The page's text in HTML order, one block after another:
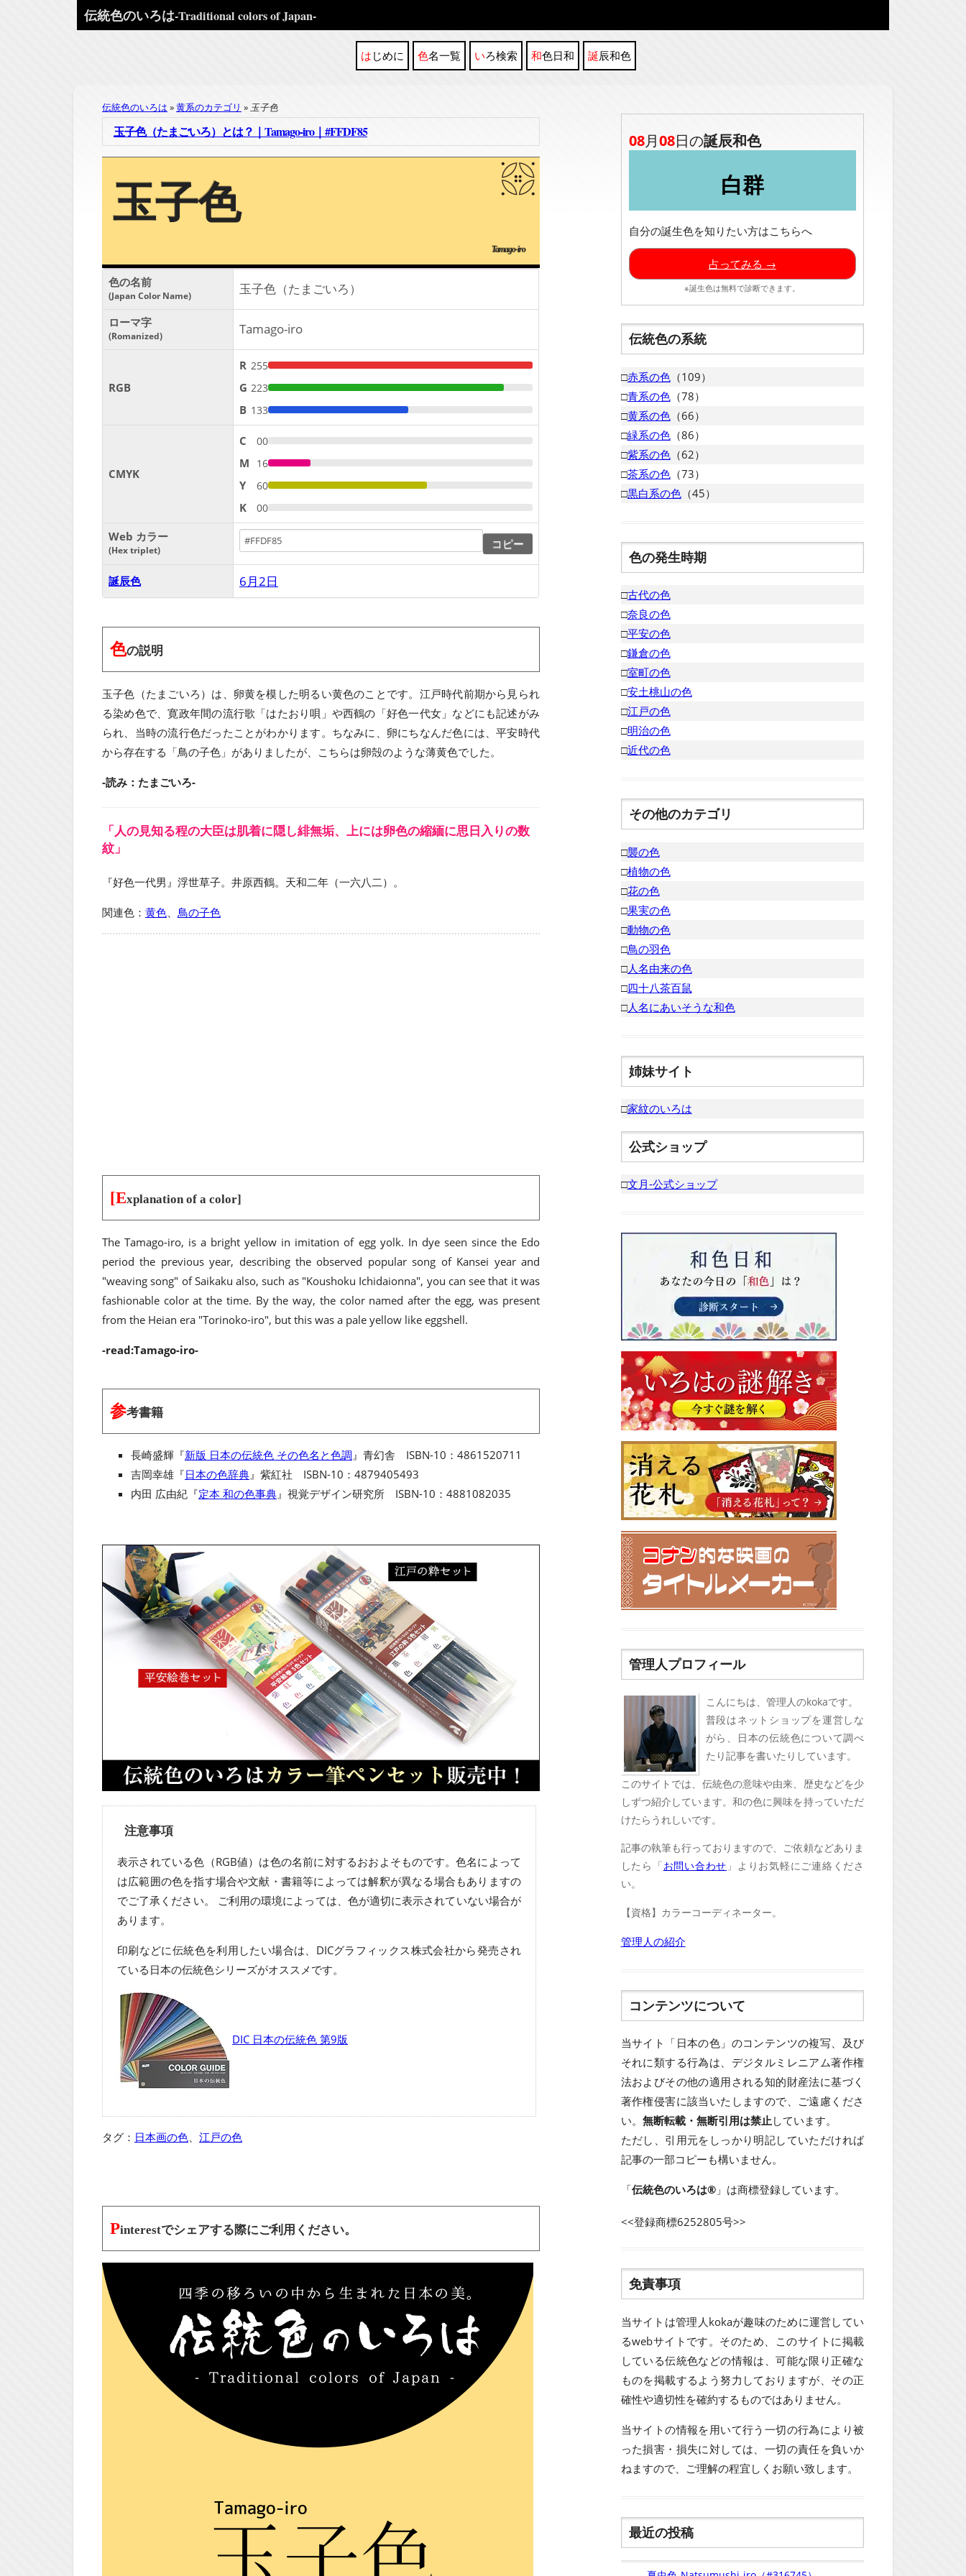
伝統色のいろは-Traditional colors of Japan-
はじめに 色名一覧 いろ検索 和色日和 誕辰和色
伝統色のいろは 黄系のカテゴリ 玉子色
玉子色（たまごいろ）とは？｜Tamago-iro｜#FFDF85
玉子色
Tamago-iro
色の名前
Japan Color Name 玉子色（たまごいろ）
ローマ字
Romanized Tamago-iro
RGB
R 255
G 223
B 133
CMYK
C 00
M 16
Y 60
K 00
Web カラー
Hex triplet コピー
誕辰色 6月2日
色の説明
玉子色（たまごいろ）は、卵黄を模した明るい黄色のことです。江戸時代前期から見られ
る染め色で、寛政年間の流行歌「はたおり唄」や西鶴の「好色一代女」などにも記述がみ
られ、当時の流行色だったことがわかります。ちなみに、卵にちなんだ色には、平安時代
から存在する「鳥の子色」がありましたが、こちらは卵殻のような薄黄色でした。
-読み：たまごいろ-
「人の見知る程の大臣は肌着に隠し緋無垢、上には卵色の縮緬に思日入りの数
紋」
『好色一代男』浮世草子。井原西鶴。天和二年（一六八二）。
関連色： 黄色、 鳥の子色
[Explanation of a color]
The Tamago-iro, is a bright yellow in imitation of egg yolk. In dye seen since the Edo
period the previous year, describing the observed popular song of Kansei year and
"weaving song" of Saikaku also, such as "Koushoku Ichidaionna", you can see that it was
fashionable color at the time. By the way, the color named after the egg, was present
from the Heian era "Torinoko-iro", but this was a pale yellow like eggshell.
-read:Tamago-iro-
参考書籍
長崎盛輝『新版 日本の伝統色 その色名と色調』青幻舎 ISBN-10：4861520711
吉岡幸雄『日本の色辞典』紫紅社 ISBN-10：4879405493
内田 広由紀『定本 和の色事典』視覚デザイン研究所 ISBN-10：4881082035
注意事項
表示されている色（RGB値）は色の名前に対するおおよそものです。色名によって
は広範囲の色を指す場合や文献・書籍等によっては解釈が異なる場合もありますの
でご了承ください。 ご利用の環境によっては、色が適切に表示されていない場合が
あります。
印刷などに伝統色を利用したい場合は、DICグラフィックス株式会社から発売され
ている日本の伝統色シリーズがオススメです。
DIC 日本の伝統色 第9版
タグ： 日本画の色 江戸の色
Pinterestでシェアする際にご利用ください。
08月08日の誕辰和色
白群
自分の誕生色を知りたい方はこちらへ
占ってみる →
※誕生色は無料で診断できます。
伝統色の系統
□赤系の色（109）
□青系の色（78）
□黄系の色（66）
□緑系の色（86）
□紫系の色（62）
□茶系の色（73）
□黒白系の色（45）
色の発生時期
□古代の色
□奈良の色
□平安の色
□鎌倉の色
□室町の色
□安土桃山の色
□江戸の色
□明治の色
□近代の色
その他のカテゴリ
□襲の色
□植物の色
□花の色
□果実の色
□動物の色
□鳥の羽色
□人名由来の色
□四十八茶百鼠
□人名にあいそうな和色
姉妹サイト
□家紋のいろは
公式ショップ
□文月-公式ショップ
管理人プロフィール
こんにちは、管理人のkokaです。
普段はネットショップを運営しな
がら、日本の伝統色について調べ
たり記事を書いたりしています。
このサイトでは、伝統色の意味や由来、歴史などを少
しずつ紹介しています。和の色に興味を持っていただ
けたらうれしいです。
記事の執筆も行っておりますので、ご依頼などありま
したら「お問い合わせ 」よりお気軽にご連絡くださ
い。
【資格】カラーコーディネーター。
管理人の紹介
コンテンツについて
当サイト「日本の色」のコンテンツの複写、及び
それに類する行為は、デジタルミレニアム著作権
法およびその他の適用される知的財産法に基づく
著作権侵害に該当いたしますので、ご遠慮くださ
い。 無断転載・無断引用は禁止しています。
ただし、引用元をしっかり明記していただければ
記事の一部コピーも構いません。
「伝統色のいろは®」は商標登録しています。
<<登録商標6252805号>>
免責事項
当サイトは管理人kokaが趣味のために運営してい
るwebサイトです。そのため、このサイトに掲載
している伝統色などの情報は、可能な限り正確な
ものを掲載するよう努力しておりますが、その正
確性や適切性を確約するものではありません。
当サイトの情報を用いて行う一切の行為により被
った損害・損失に対しては、一切の責任を負いか
ねますので、ご理解の程宜しくお願い致します。
最近の投稿